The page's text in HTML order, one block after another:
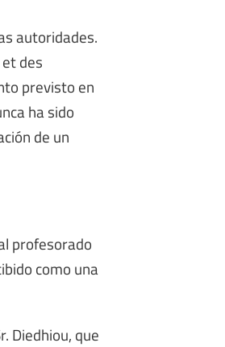
autoridades.
des
previsto en
ha sido
de un
profesorado
como una
Diedhiou, que